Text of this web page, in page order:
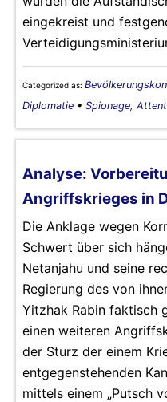
eingekreist und
Categorized as:
Diplomatie • Spionage,
Analyse:
Angriffskrieges in
Die Anklage wegen
Schwert über sich
Netanjahu und seine
Regierung des von
Yitzhak Rabin faktisch
einen weiteren
der Sturz der einem
entgegenstehenden
mittels einem „Putsch